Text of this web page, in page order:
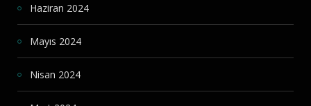
Haziran 2024
Mayıs 2024
Nisan 2024